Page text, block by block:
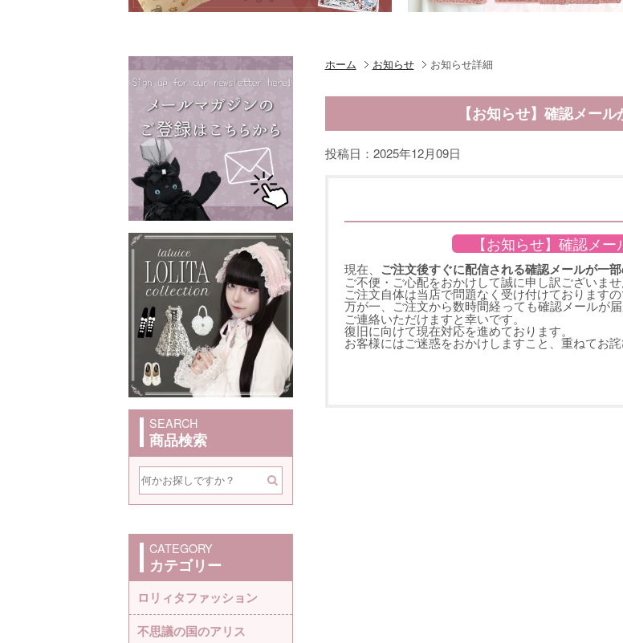
ホーム お知らせ お知らせ詳細
【お知らせ】確認メー
投稿日：2025年12月09日
【お知らせ】確認メ
現在、 ご注文後すぐに配信される確認メールが一
ご不便・ご心配をおかけして誠に申し訳ございませ
ご注文自体は当店で問題なく受け付けておりますの
万が一、ご注文から数時間経っても確認メールが
ご連絡いただけますと幸いです。
復旧に向けて現在対応を進めております。
お客様にはご迷惑をおかけしますこと、重ねてお詫
SEARCH
商品検索
CATEGORY
カテゴリー
ロリィタファッション
不思議の国のアリス